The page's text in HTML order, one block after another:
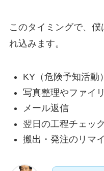
このタイミングで、僕
れ込みます。
KY（危険予知活動
写真整理やファイ
メール返信
翌日の工程チェック
搬出・発注のリマ